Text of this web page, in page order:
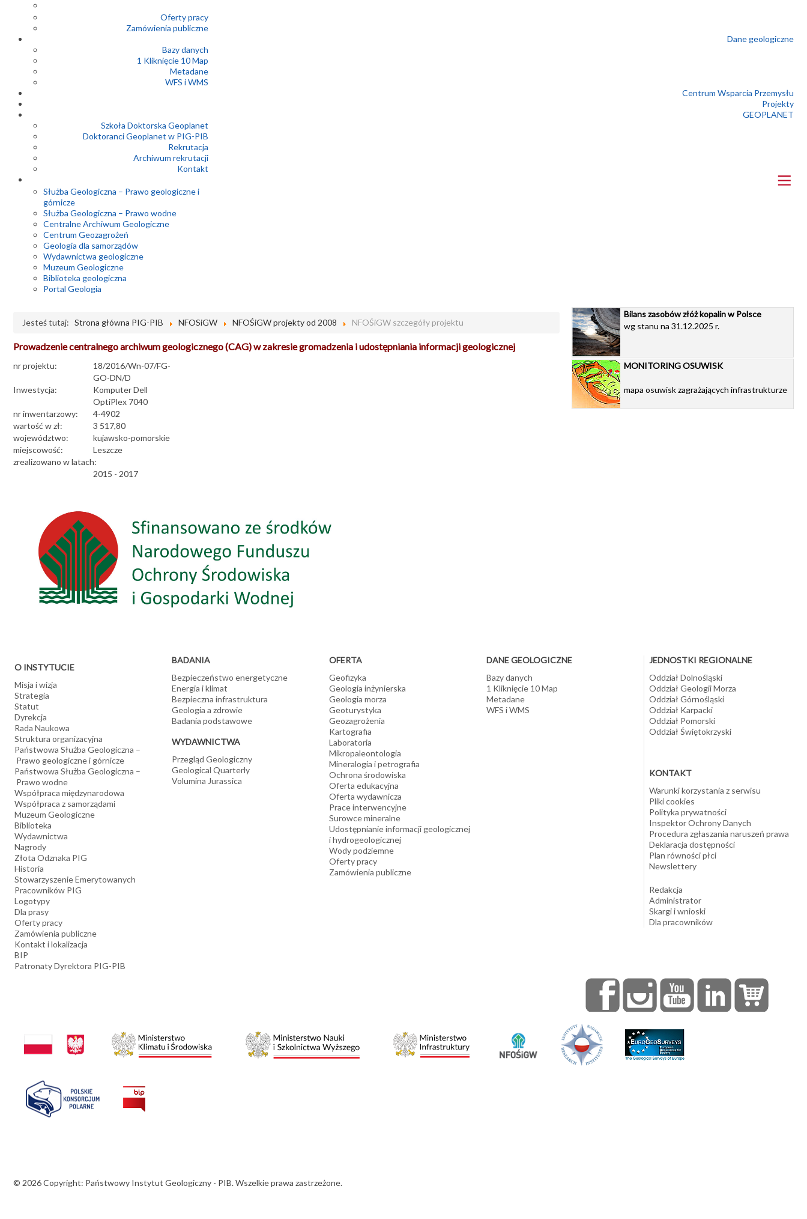
Oferty pracy
Zamówienia publiczne
Dane geologiczne
Bazy danych
1 Kliknięcie 10 Map
Metadane
WFS i WMS
Centrum Wsparcia Przemysłu
Projekty
GEOPLANET
Szkoła Doktorska Geoplanet
Doktoranci Geoplanet w PIG-PIB
Rekrutacja
Archiwum rekrutacji
Kontakt
Służba Geologiczna – Prawo geologiczne i
górnicze
Służba Geologiczna – Prawo wodne
Centralne Archiwum Geologiczne
Centrum Geozagrożeń
Geologia dla samorządów
Wydawnictwa geologiczne
Muzeum Geologiczne
Biblioteka geologiczna
Portal Geologia
Jesteś tutaj: Strona główna PIG-PIB NFOSiGW NFOŚiGW projekty od 2008 NFOŚiGW szczegóły projektu
Prowadzenie centralnego archiwum geologicznego (CAG) w zakresie gromadzenia i udostępniania informacji geologicznej
nr projektu:
18/2016/Wn-07/FG-
GO-DN/D
Inwestycja:
Komputer Dell
OptiPlex 7040
nr inwentarzowy:
4-4902
wartość w zł:
3 517,80
województwo:
kujawsko-pomorskie
miejscowość:
Leszcze
zrealizowano w latach:
2015 - 2017
Bilans zasobów złóż kopalin w Polsce
wg stanu na 31.12.2025 r.
MONITORING OSUWISK
mapa osuwisk zagrażających infrastrukturze
O INSTYTUCIE
Misja i wizja
Strategia
Statut
Dyrekcja
Rada Naukowa
Struktura organizacyjna
Państwowa Służba Geologiczna –
Prawo geologiczne i górnicze
Państwowa Służba Geologiczna –
Prawo wodne
Współpraca międzynarodowa
Współpraca z samorządami
Muzeum Geologiczne
Biblioteka
Wydawnictwa
Nagrody
Złota Odznaka PIG
Historia
Stowarzyszenie Emerytowanych
Pracowników PIG
Logotypy
Dla prasy
Oferty pracy
Zamówienia publiczne
Kontakt i lokalizacja
BIP
Patronaty Dyrektora PIG-PIB
BADANIA
Bezpieczeństwo energetyczne
Energia i klimat
Bezpieczna infrastruktura
Geologia a zdrowie
Badania podstawowe
WYDAWNICTWA
Przegląd Geologiczny
Geological Quarterly
Volumina Jurassica
OFERTA
Geofizyka
Geologia inżynierska
Geologia morza
Geoturystyka
Geozagrożenia
Kartografia
Laboratoria
Mikropaleontologia
Mineralogia i petrografia
Ochrona środowiska
Oferta edukacyjna
Oferta wydawnicza
Prace interwencyjne
Surowce mineralne
Udostępnianie informacji geologicznej
i hydrogeologicznej
Wody podziemne
Oferty pracy
Zamówienia publiczne
DANE GEOLOGICZNE
Bazy danych
1 Kliknięcie 10 Map
Metadane
WFS i WMS
JEDNOSTKI REGIONALNE
Oddział Dolnośląski
Oddział Geologii Morza
Oddział Górnośląski
Oddział Karpacki
Oddział Pomorski
Oddział Świętokrzyski
KONTAKT
Warunki korzystania z serwisu
Pliki cookies
Polityka prywatności
Inspektor Ochrony Danych
Procedura zgłaszania naruszeń prawa
Deklaracja dostępności
Plan równości płci
Newslettery
Redakcja
Administrator
Skargi i wnioski
Dla pracowników
© 2026 Copyright: Państwowy Instytut Geologiczny - PIB. Wszelkie prawa zastrzeżone.